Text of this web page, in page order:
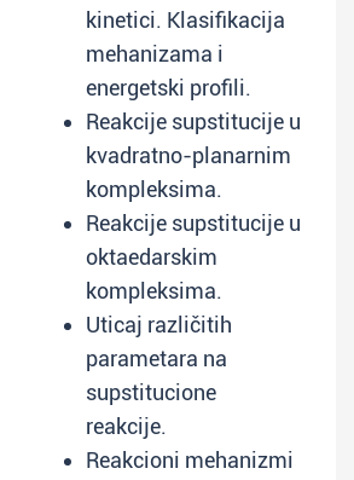
kinetici. Klasifikacija
mehanizama i
energetski profili.
Reakcije supstitucije u
kvadratno-planarnim
kompleksima.
Reakcije supstitucije u
oktaedarskim
kompleksima.
Uticaj različitih
parametara na
supstitucione
reakcije.
Reakcioni mehanizmi